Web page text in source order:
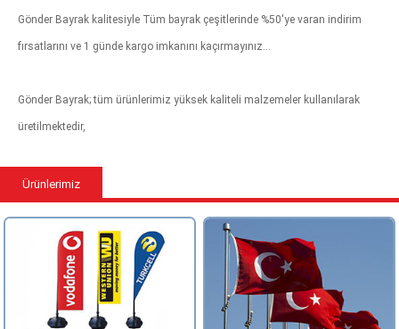
Gönder Bayrak kalitesiyle Tüm bayrak çeşitlerinde %50'ye varan indirim
fırsatlarını ve 1 günde kargo imkanını kaçırmayınız...
Gönder Bayrak; tüm ürünlerimiz yüksek kaliteli malzemeler kullanılarak
üretilmektedir,
Ürünlerimiz